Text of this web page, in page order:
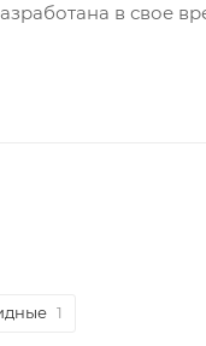
в свое
1